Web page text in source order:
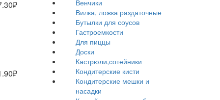
Венчики
Вилка, ложка раздаточные
Бутылки для соусов
Гастроемкости
Для пиццы
Доски
Кастрюли,сотейники
Кондитерские кисти
Кондитерские мешки и
насадки